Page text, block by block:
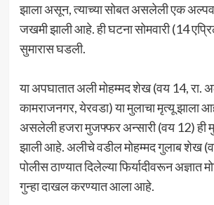
झाला असून, त्याच्या सोबत असलेली एक
जखमी झाली आहे. ही घटना सोमवारी (14
सुमारास घडली.
या अपघातात अली मोहम्मद शेख (वय 14, रा.
कामराजनगर, येरवडा) या मुलाचा मृत्यू झाला
असलेली हजरा मुजफ्फर अन्सारी (वय 12) ही
झाली आहे. अलीचे वडील मोहम्मद गुलाब शेख
पोलीस ठाण्यात दिलेल्या फिर्यादीवरून अज्ञात
गुन्हा दाखल करण्यात आला आहे.